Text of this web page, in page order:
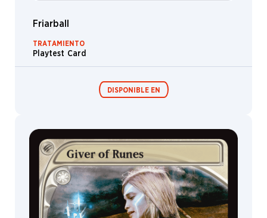
Friarball
TRATAMIENTO
Playtest Card
DISPONIBLE EN
MagicCon
Festival in a